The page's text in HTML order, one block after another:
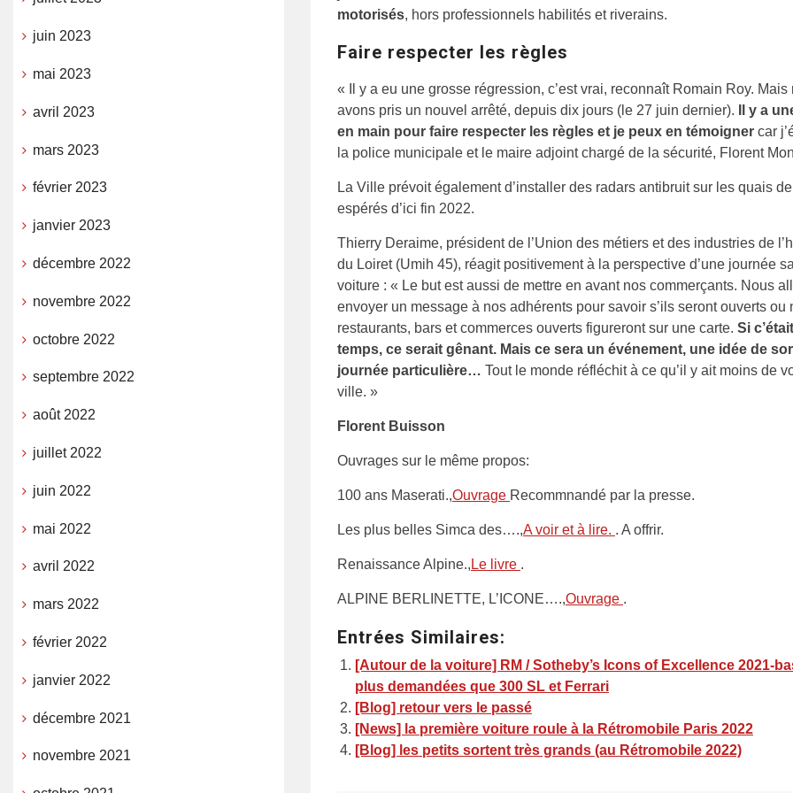
motorisés, hors professionnels habilités et riverains.
Faire respecter les règles
« Il y a eu une grosse régression, c’est vrai, reconnaît Romain Roy. Mais
avons pris un nouvel arrêté, depuis dix jours (le 27 juin dernier).
Il y a
en main pour faire respecter les règles et je peux en témoigner car
la police municipale et le maire adjoint chargé de la sécurité, Florent
La Ville prévoit également d’installer des radars antibruit sur les quais
espérés d’ici fin 2022.
Thierry Deraime, président de l’Union des métiers et des industries de
du Loiret (Umih 45), réagit positivement à la perspective d’une journée
voiture : « Le but est aussi de mettre en avant nos commerçants. Nous
envoyer un message à nos adhérents pour savoir s’ils seront ouverts ou
restaurants, bars et commerces ouverts figureront sur une carte. Si
temps, ce serait gênant. Mais ce sera un événement, une idée de
journée particulière… Tout le monde réfléchit à ce qu’il y ait moins de
ville. »
Florent Buisson
Ouvrages sur le même propos:
100 ans Maserati.,Ouvrage Recommnandé par la presse.
Les plus belles Simca des….,A voir et à lire. . A offrir.
Renaissance Alpine., Le livre .
ALPINE BERLINETTE, L’ICONE….,Ouvrage .
Entrées Similaires:
[Autour de la voiture] RM / Sotheby’s Icons of Excellence 2021-
plus demandées que 300 SL et Ferrari
[Blog] retour vers le passé
[News] la première voiture roule à la Rétromobile Paris 2022
[Blog] les petits sortent très grands (au Rétromobile 2022)
juin 2023
mai 2023
avril 2023
mars 2023
février 2023
janvier 2023
décembre 2022
novembre 2022
octobre 2022
septembre 2022
août 2022
juillet 2022
juin 2022
mai 2022
avril 2022
mars 2022
février 2022
janvier 2022
décembre 2021
novembre 2021